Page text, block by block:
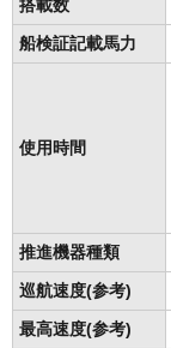
搭載数
船検証記載馬力
使用時間
推進機器種類
巡航速度(参考)
最高速度(参考)